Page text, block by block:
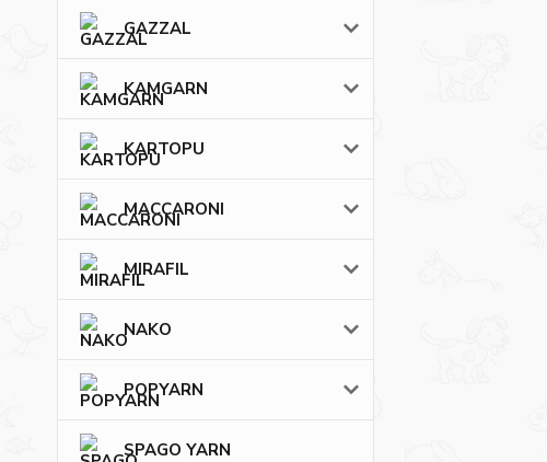
GAZZAL
KAMGARN
KARTOPU
MACCARONI
MIRAFIL
NAKO
POPYARN
SPAGO YARN